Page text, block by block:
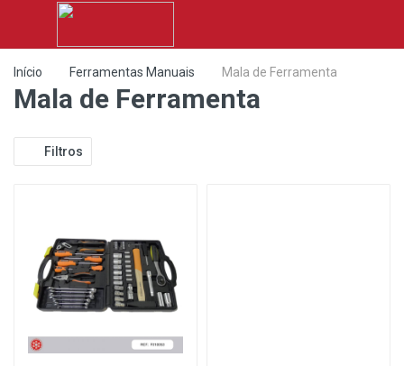
Início Ferramentas Manuais Mala de Ferramenta
Mala de Ferramenta
Filtros